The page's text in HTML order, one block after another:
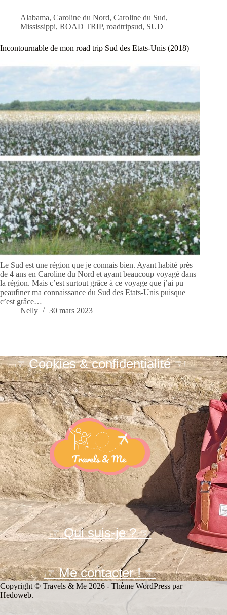
Alabama, Caroline du Nord, Caroline du Sud,
Mississippi, ROAD TRIP, roadtripsud, SUD
Incontournable de mon road trip Sud des Etats-Unis (2018)
Le Sud est une région que je connais bien. Ayant habité près
de 4 ans en Caroline du Nord et ayant beaucoup voyagé dans
la région. Mais c’est surtout grâce à ce voyage que j’ai pu
peaufiner ma connaissance du Sud des Etats-Unis puisque
c’est grâce…
Nelly
30 mars 2023
☞ Cookies & confidentialité ☜
☞ Qui suis-je ? ☜
☞ Me contacter ! ☜
Copyright © Travels & Me 2026 - Thème WordPress par
Hedoweb.